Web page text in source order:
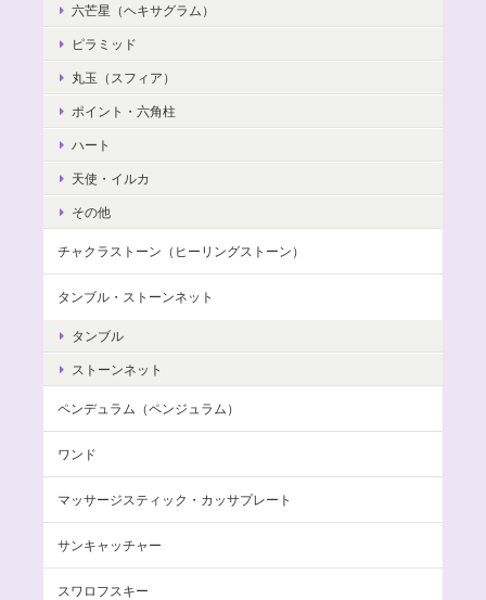
六芒星（ヘキサグラム）
ピラミッド
丸玉（スフィア）
ポイント・六角柱
ハート
天使・イルカ
その他
チャクラストーン（ヒーリングストーン）
タンブル・ストーンネット
タンブル
ストーンネット
ペンデュラム（ペンジュラム）
ワンド
マッサージスティック・カッサプレート
サンキャッチャー
スワロフスキー